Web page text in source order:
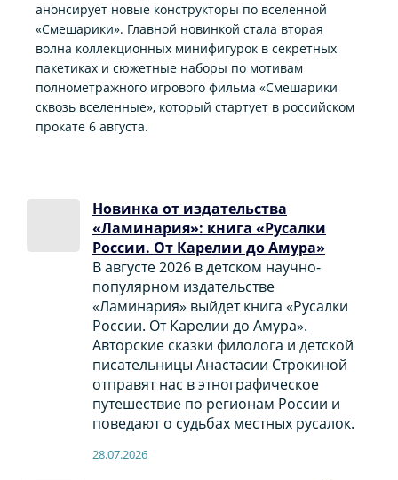
анонсирует новые конструкторы по вселенной
«Смешарики». Главной новинкой стала вторая
волна коллекционных минифигурок в секретных
пакетиках и сюжетные наборы по мотивам
полнометражного игрового фильма «Смешарики
сквозь вселенные», который стартует в российском
прокате 6 августа.
Новинка от издательства
«Ламинария»: книга «Русалки
России. От Карелии до Амура»
В августе 2026 в детском научно-
популярном издательстве
«Ламинария» выйдет книга «Русалки
России. От Карелии до Амура».
Авторские сказки филолога и детской
писательницы Анастасии Строкиной
отправят нас в этнографическое
путешествие по регионам России и
поведают о судьбах местных русалок.
28.07.2026